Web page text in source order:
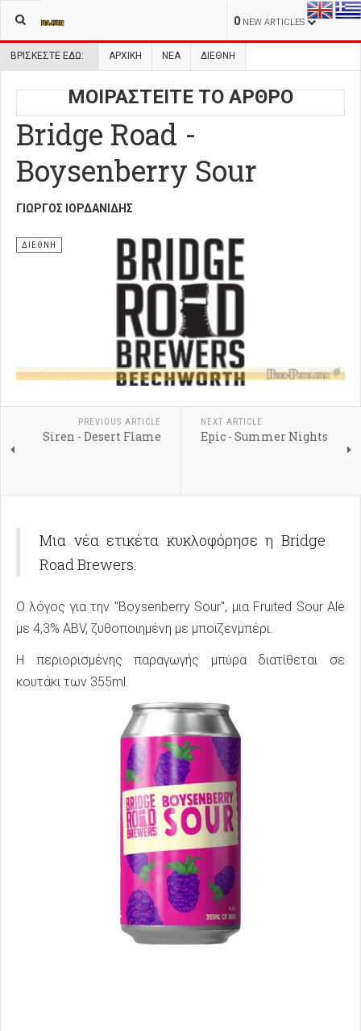
0 NEW ARTICLES
ΒΡΊΣΚΕΣΤΕ ΕΔΏ: ΑΡΧΙΚΉ ΝΕΑ ΔΙΕΘΝΗ
ΜΟΙΡΑΣΤΕΙΤΕ ΤΟ ΑΡΘΡΟ
Bridge Road -
Boysenberry Sour
ΓΙΏΡΓΟΣ ΙΟΡΔΑΝΊΔΗΣ
ΔΙΕΘΝΗ
PREVIOUS ARTICLE
Siren - Desert Flame
NEXT ARTICLE
Epic - Summer Nights
Μια νέα ετικέτα κυκλοφόρησε η Bridge
Road Brewers.
Ο λόγος για την "Boysenberry Sour", μια Fruited Sour Ale
με 4,3% ABV, ζυθοποιημένη με μποϊζενμπέρι.
Η περιορισμένης παραγωγής μπύρα διατίθεται σε
κουτάκι των 355ml.